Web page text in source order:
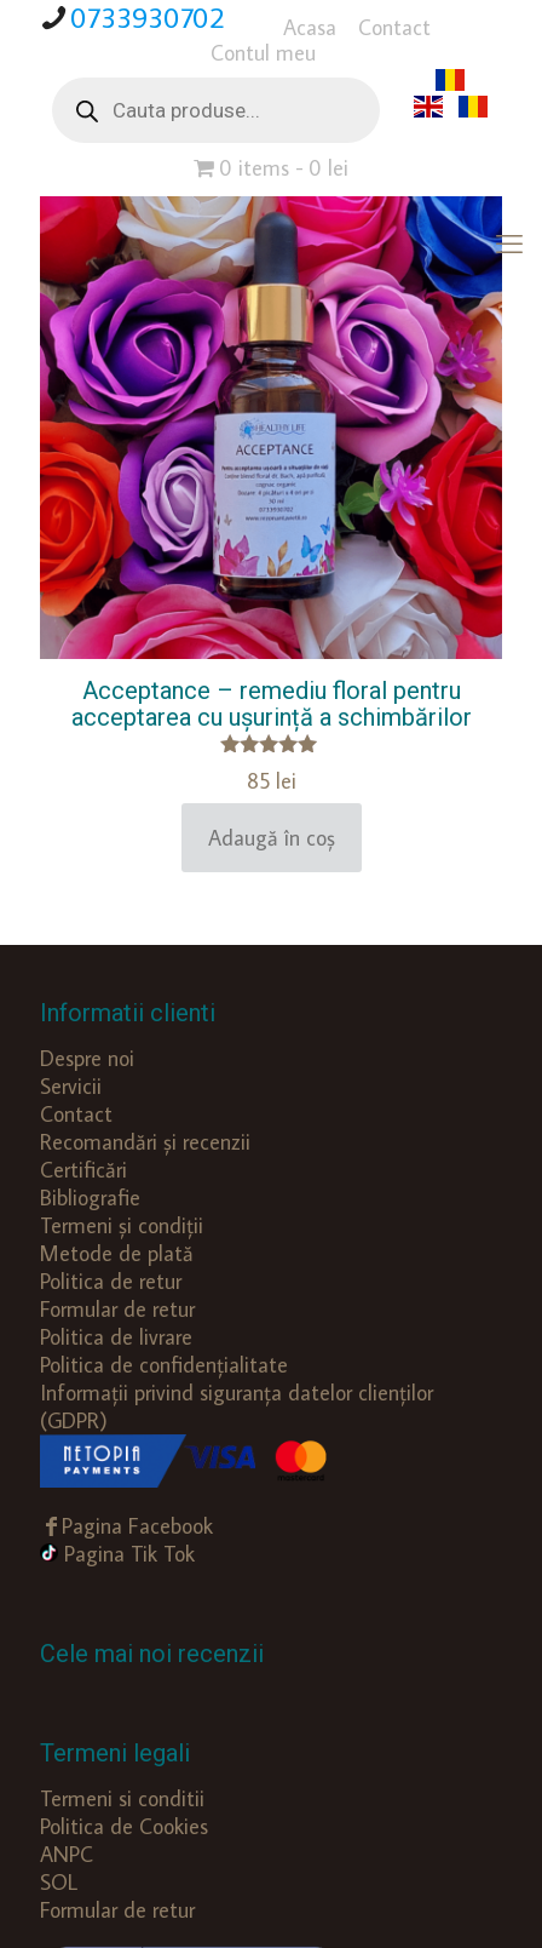
0733930702 Acasa
Contact
Contul meu
search
0 items 0 lei
Acceptance – remediu floral pentru
acceptarea cu ușurință a schimbărilor
Evaluat la
5.00
din 5
85 lei
Adaugă în coș
Informatii clienti
Despre noi
Servicii
Contact
Recomandări și recenzii
Certificări
Bibliografie
Termeni și condiții
Metode de plată
Politica de retur
Formular de retur
Politica de livrare
Politica de confidențialitate
Informații privind siguranța datelor clienților
(GDPR)
Pagina Facebook
Pagina Tik Tok
Cele mai noi recenzii
Termeni legali
Termeni si conditii
Politica de Cookies
ANPC
SOL
Formular de retur